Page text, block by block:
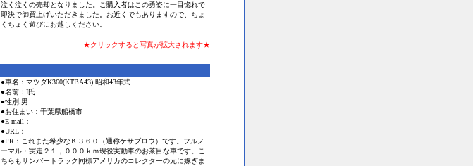
泣く泣くの売却となりました。ご購入者はこの勇姿に一目惚れで
即決で御買上げいただきました。お近くでもありますので、ちょ
くちょく遊びにお越しください。
★クリックすると写真が拡大されます★
●車名：マツダK360(KTBA43) 昭和43年式
●名前：I氏
●性別:男
●お住まい：千葉県船橋市
●E-mail：
●URL：
●PR：これまた希少なＫ３６０（通称ケサブロウ）です。フルノ
ーマル・実走２１，０００ｋｍ現役実動車のお茶目な車です。こ
ちらもサンバートラック同様アメリカのコレクターの元に嫁ぎま